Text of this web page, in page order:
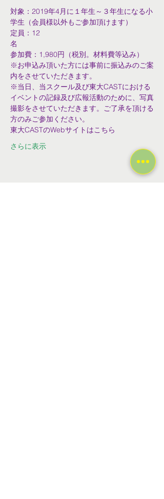
対象：2019年4月に１年生～３年生になる小
学生（会員様以外もご参加頂けます）
定員：12
名
参加費：1,980円（税別。材料費等込み）
※お申込み頂いた方には事前に振込みのご案
内をさせていただきます。
※当日、当スクール及び東大CASTにおける
イベントの記録及び広報活動のために、写真
撮影をさせていただきます。ご了承を頂ける
方のみご参加ください。
東大CASTのWebサイトはこちら
さらに表示